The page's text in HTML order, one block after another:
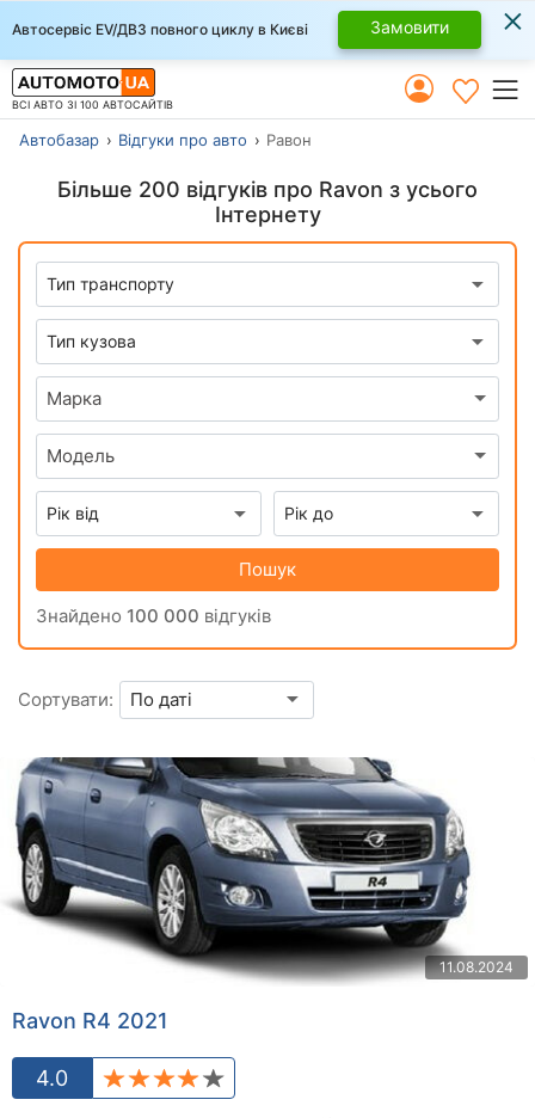
Автосервіс EV/ДВЗ повного циклу в Києві Замовити ×
ВСІ АВТО ЗІ 100 АВТОСАЙТІВ
Автобазар Відгуки про авто Равон
Більше 200 відгуків про Ravon з усього
Інтернету
Марка
Модель
Пошук
Знайдено 100 000 відгуків
Сортувати:
11.08.2024
Ravon R4 2021
4.0